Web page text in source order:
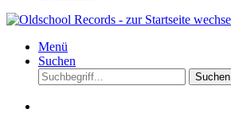
Menü
Suchen
Suchen